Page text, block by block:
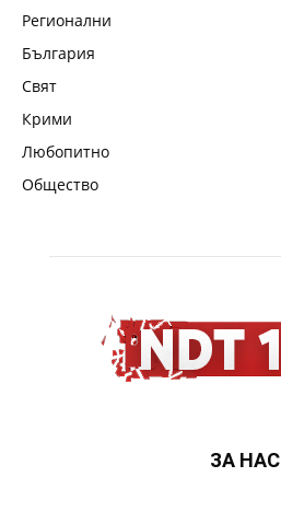
Регионални
България
Свят
Крими
Любопитно
Общество
ЗА НАС